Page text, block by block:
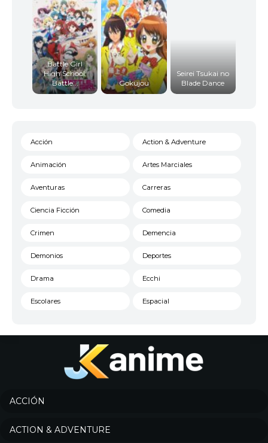
Battle Girl
High School:
Battle...
Gokujou
Seirei Tsukai no
Blade Dance
Acción Action & Adventure
Animación Artes Marciales
Aventuras Carreras
Ciencia Ficción Comedia
Crimen Demencia
Demonios Deportes
Drama Ecchi
Escolares Espacial
Historico
Josei
ACCIÓN
ACTION & ADVENTURE